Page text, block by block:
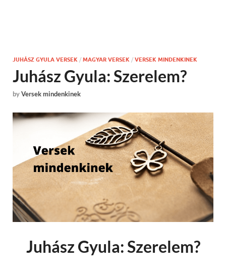
JUHÁSZ GYULA VERSEK / MAGYAR VERSEK / VERSEK MINDENKINEK
Juhász Gyula: Szerelem?
byVersek mindenkinek
Juhász Gyula: Szerelem?